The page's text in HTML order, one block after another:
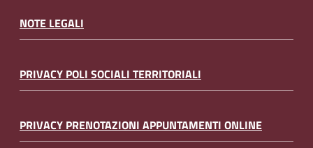
NOTE LEGALI
PRIVACY POLI SOCIALI TERRITORIALI
PRIVACY PRENOTAZIONI APPUNTAMENTI ONLINE